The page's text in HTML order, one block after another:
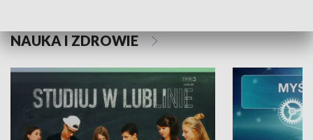
NAUKA I ZDROWIE